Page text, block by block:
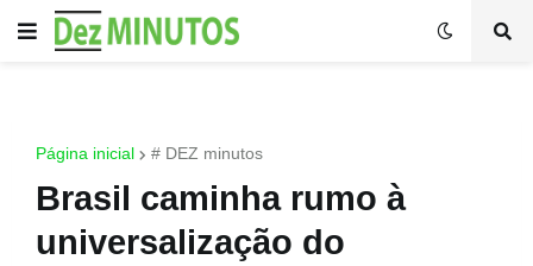
Página inicial # DEZ minutos
Brasil caminha rumo à
universalização do